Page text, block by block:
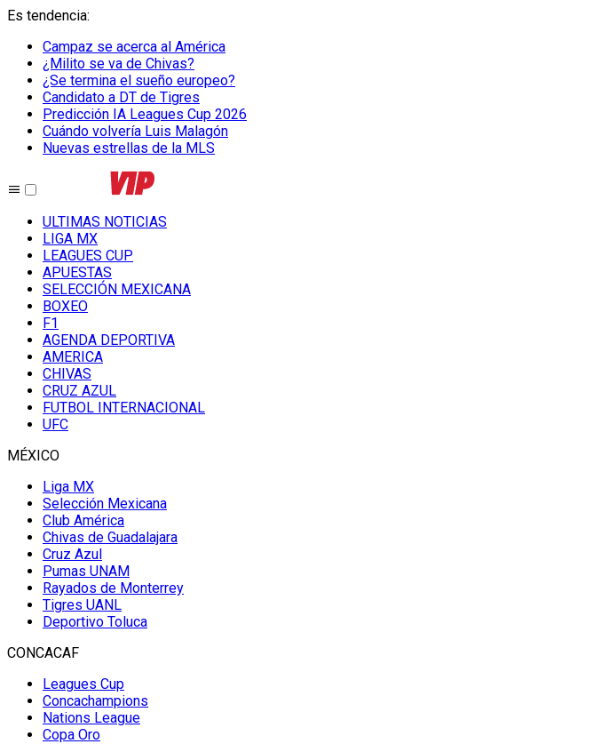
Es tendencia:
Campaz se acerca al América
¿Milito se va de Chivas?
¿Se termina el sueño europeo?
Candidato a DT de Tigres
Predicción IA Leagues Cup 2026
Cuándo volvería Luis Malagón
Nuevas estrellas de la MLS
ULTIMAS NOTICIAS
LIGA MX
LEAGUES CUP
APUESTAS
SELECCIÓN MEXICANA
BOXEO
F1
AGENDA DEPORTIVA
AMERICA
CHIVAS
CRUZ AZUL
FUTBOL INTERNACIONAL
UFC
MÉXICO
Liga MX
Selección Mexicana
Club América
Chivas de Guadalajara
Cruz Azul
Pumas UNAM
Rayados de Monterrey
Tigres UANL
Deportivo Toluca
CONCACAF
Leagues Cup
Concachampions
Nations League
Copa Oro